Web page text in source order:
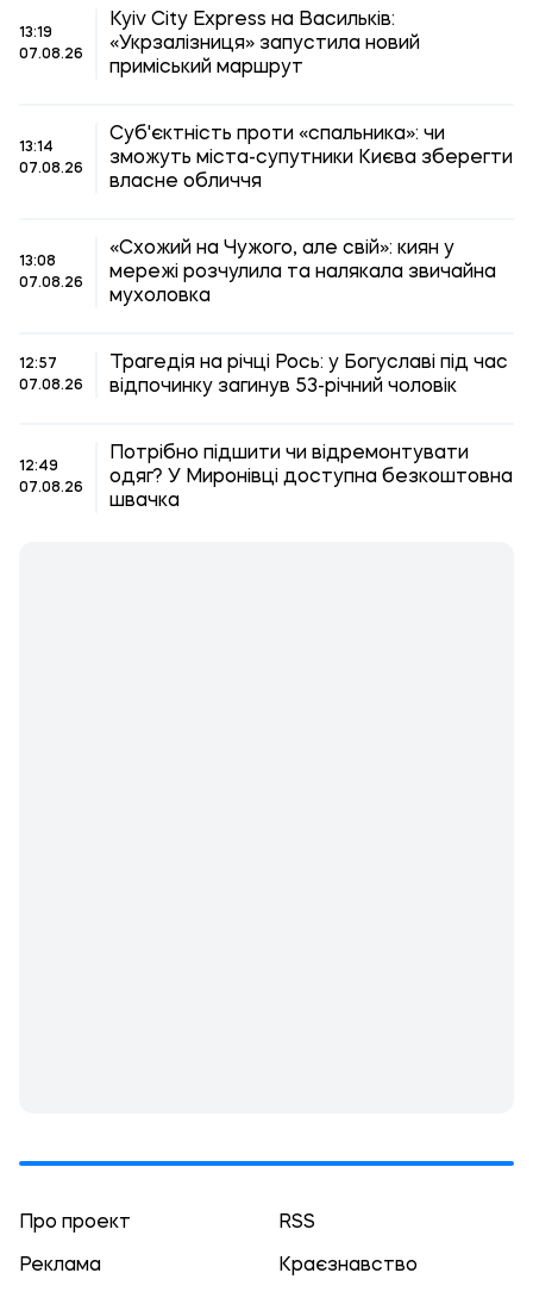
13:19
07.08.26
Kyiv City Express на Васильків:
«Укрзалізниця» запустила новий
приміський маршрут
13:14
07.08.26
Суб'єктність проти «спальника»: чи
зможуть міста-супутники Києва зберегти
власне обличчя
13:08
07.08.26
«Схожий на Чужого, але свій»: киян у
мережі розчулила та налякала звичайна
мухоловка
12:57
07.08.26
Трагедія на річці Рось: у Богуславі під час
відпочинку загинув 53-річний чоловік
12:49
07.08.26
Потрібно підшити чи відремонтувати
одяг? У Миронівці доступна безкоштовна
швачка
Про проект RSS
Реклама Краєзнавство